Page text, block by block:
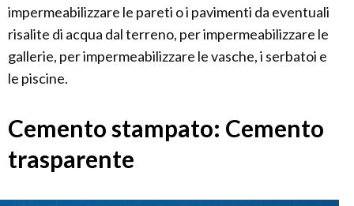
impermeabilizzare le pareti o i pavimenti da eventuali
risalite di acqua dal terreno, per impermeabilizzare le
gallerie, per impermeabilizzare le vasche, i serbatoi e
le piscine.
Cemento stampato: Cemento
trasparente